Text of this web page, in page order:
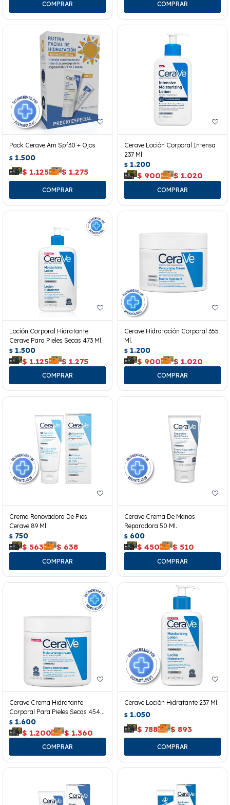
Pack Cerave Am Spf30 + Ojos
$ 1.500
$ 1.125 $ 1.275
Cerave Loción Corporal Intensa
237 Ml.
$ 1.200
$ 900 $ 1.020
Loción Corporal Hidratante
Cerave Para Pieles Secas 473 Ml.
$ 1.500
$ 1.125 $ 1.275
Cerave Hidratación Corporal 355
Ml.
$ 1.200
$ 900 $ 1.020
Crema Renovadora De Pies
Cerave 89 Ml.
$ 750
$ 563 $ 638
Cerave Crema De Manos
Reparadora 50 Ml.
$ 600
$ 450 $ 510
Cerave Crema Hidratante
Corporal Para Pieles Secas 454
Grs.
$ 1.600
$ 1.200 $ 1.360
Cerave Loción Hidratante 237 Ml.
$ 1.050
$ 788 $ 893